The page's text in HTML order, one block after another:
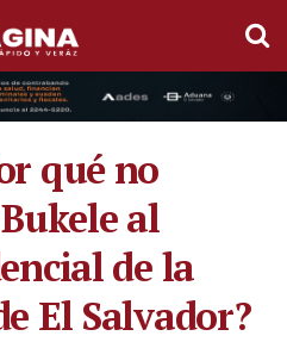
qué no
al
de la
El Salvador?